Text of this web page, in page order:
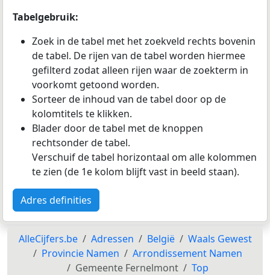
Tabelgebruik:
Zoek in de tabel met het zoekveld rechts bovenin
de tabel. De rijen van de tabel worden hiermee
gefilterd zodat alleen rijen waar de zoekterm in
voorkomt getoond worden.
Sorteer de inhoud van de tabel door op de
kolomtitels te klikken.
Blader door de tabel met de knoppen
rechtsonder de tabel.
Verschuif de tabel horizontaal om alle kolommen
te zien (de 1e kolom blijft vast in beeld staan).
Adres definities
AlleCijfers.be Adressen België
Waals Gewest
Provincie Namen
Arrondissement Namen
Gemeente Fernelmont
Top